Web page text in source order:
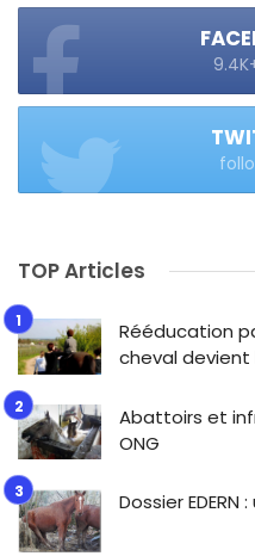
TOP Articles
Rééducation
cheval devient
Abattoirs et
ONG
Dossier